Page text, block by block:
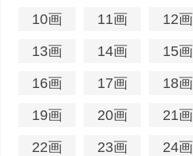
10画
11画
12画
13画
14画
15画
16画
17画
18画
19画
20画
21画
22画
23画
24画